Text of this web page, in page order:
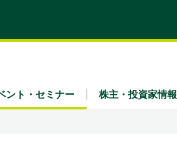
ント・セミナー 株主・投資家情報